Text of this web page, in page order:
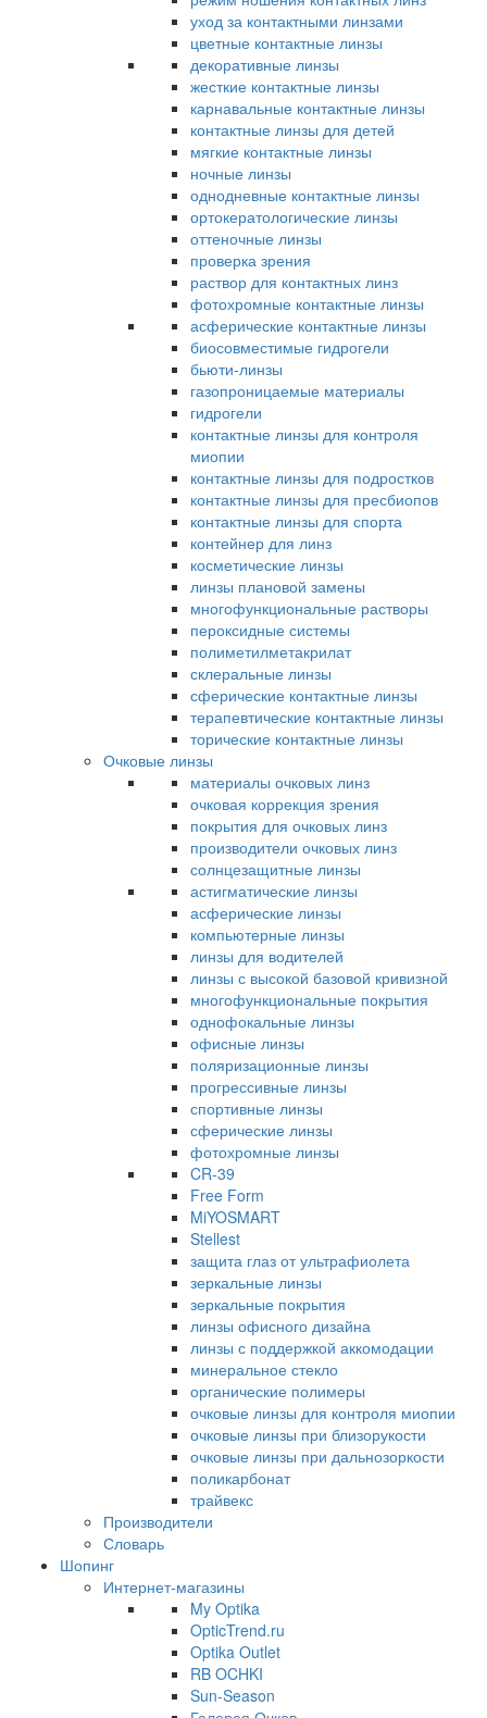
уход за контактными линзами
цветные контактные линзы
декоративные линзы
жесткие контактные линзы
карнавальные контактные линзы
контактные линзы для детей
мягкие контактные линзы
ночные линзы
однодневные контактные линзы
ортокератологические линзы
оттеночные линзы
проверка зрения
раствор для контактных линз
фотохромные контактные линзы
асферические контактные линзы
биосовместимые гидрогели
бьюти-линзы
газопроницаемые материалы
гидрогели
контактные линзы для контроля
миопии
контактные линзы для подростков
контактные линзы для пресбиопов
контактные линзы для спорта
контейнер для линз
косметические линзы
линзы плановой замены
многофункциональные растворы
пероксидные системы
полиметилметакрилат
склеральные линзы
сферические контактные линзы
терапевтические контактные линзы
торические контактные линзы
Очковые линзы
материалы очковых линз
очковая коррекция зрения
покрытия для очковых линз
производители очковых линз
солнцезащитные линзы
астигматические линзы
асферические линзы
компьютерные линзы
линзы для водителей
линзы с высокой базовой кривизной
многофункциональные покрытия
однофокальные линзы
офисные линзы
поляризационные линзы
прогрессивные линзы
спортивные линзы
сферические линзы
фотохромные линзы
CR-39
Free Form
MiYOSMART
Stellest
защита глаз от ультрафиолета
зеркальные линзы
зеркальные покрытия
линзы офисного дизайна
линзы с поддержкой аккомодации
минеральное стекло
органические полимеры
очковые линзы для контроля миопии
очковые линзы при близорукости
очковые линзы при дальнозоркости
поликарбонат
трайвекс
Производители
Словарь
Шопинг
Интернет-магазины
My Optika
OpticTrend.ru
Optika Outlet
RB OCHKI
Sun-Season